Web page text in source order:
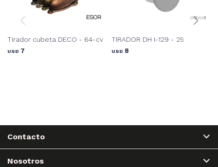
Tirador cubeta DECO - 64-cv
USD 7
TIRADOR DH I-129 - 25
USD 8
Contacto
Nosotros